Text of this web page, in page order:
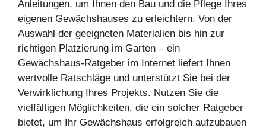
Anleitungen, um Ihnen den Bau und die Pflege Ihres
eigenen Gewächshauses zu erleichtern. Von der
Auswahl der geeigneten Materialien bis hin zur
richtigen Platzierung im Garten – ein
Gewächshaus-Ratgeber im Internet liefert Ihnen
wertvolle Ratschläge und unterstützt Sie bei der
Verwirklichung Ihres Projekts. Nutzen Sie die
vielfältigen Möglichkeiten, die ein solcher Ratgeber
bietet, um Ihr Gewächshaus erfolgreich aufzubauen